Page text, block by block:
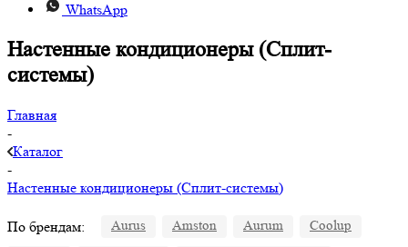
WhatsApp
Настенные кондиционеры (Сплит-
системы)
Главная
-
Каталог
-
Настенные кондиционеры (Сплит-системы)
По брендам: Aurus Amston Aurum
Coolup